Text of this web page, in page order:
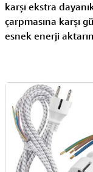
karşı ekstra
çarpmasına karşı
esnek enerji